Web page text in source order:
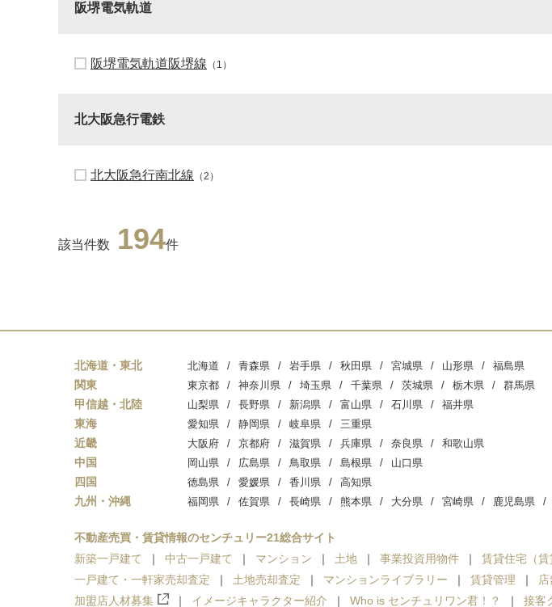
阪堺電気軌道
阪堺電気軌道阪堺線 （1）
北大阪急行電鉄
北大阪急行南北線 （2）
該当件数 194件
北海道・東北 北海道 青森県 岩手県 秋田県 宮城県 山形県 福島県
関東 東京都 神奈川県 埼玉県 千葉県 茨城県 栃木県 群馬県
甲信越・北陸 山梨県 長野県 新潟県 富山県 石川県 福井県
東海 愛知県 静岡県 岐阜県 三重県
近畿 大阪府 京都府 滋賀県 兵庫県 奈良県 和歌山県
中国 岡山県 広島県 鳥取県 島根県 山口県
四国 徳島県 愛媛県 香川県 高知県
九州・沖縄 福岡県 佐賀県 長崎県 熊本県 大分県 宮崎県 鹿児島県
不動産売買・賃貸情報のセンチュリー21総合サイト
新築一戸建て
中古一戸建て マンション 土地 事業投資用物件 賃貸住宅（賃
一戸建て・一軒家売却査定
土地売却査定 マンションライブラリー 賃貸管理
加盟店人材募集
イメージキャラクター紹介 Who is センチュリワン君！？ 接客